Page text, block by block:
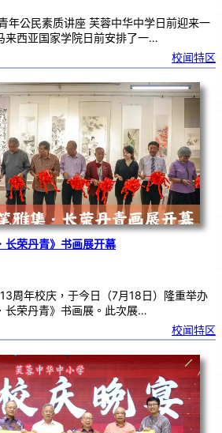
年公民素质讲座 芙蓉中华中学日前迎来一
来西亚国家学院日前安排了一…
校闻特区
长荣丹青》书画展开幕
周年校庆，于今日（7月18日）隆重举办
长荣丹青》书画展。此次展…
校闻特区